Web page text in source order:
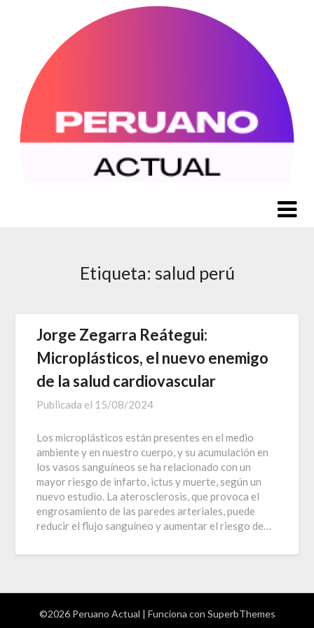
Etiqueta: salud perú
Jorge Zegarra Reátegui:
Microplásticos, el nuevo enemigo
de la salud cardiovascular
Publicada el 15/08/2024
Los microplásticos están presentes en el medio
ambiente y en nuestro cuerpo, y su acumulación en
los vasos sanguíneos se ha relacionado con un
mayor riesgo de infarto, ictus y muerte, según un
nuevo estudio. La aterosclerosis, que provoca el
engrosamiento de las paredes arteriales, puede
reducir el flujo sanguíneo y aumentar el riesgo de…
©2026 Peruano Actual | Funciona con SuperbThemes